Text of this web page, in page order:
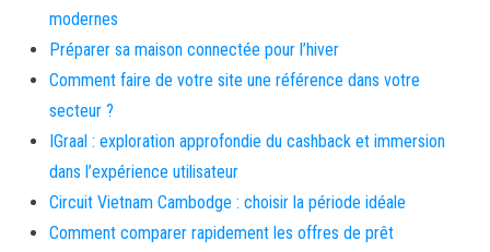
modernes
Préparer sa maison connectée pour l’hiver
Comment faire de votre site une référence dans votre
secteur ?
IGraal : exploration approfondie du cashback et immersion
dans l’expérience utilisateur
Circuit Vietnam Cambodge : choisir la période idéale
Comment comparer rapidement les offres de prêt